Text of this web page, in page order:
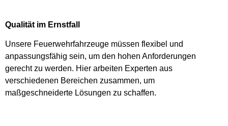
Qualität im Ernstfall
Unsere Feuerwehrfahrzeuge müssen flexibel und
anpassungsfähig sein, um den hohen Anforderungen
gerecht zu werden. Hier arbeiten Experten aus
verschiedenen Bereichen zusammen, um
maßgeschneiderte Lösungen zu schaffen.